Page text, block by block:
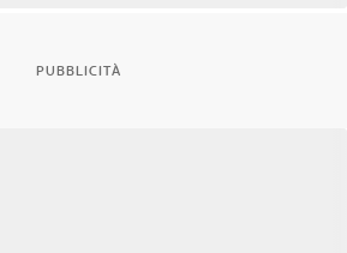
PUBBLICITÀ